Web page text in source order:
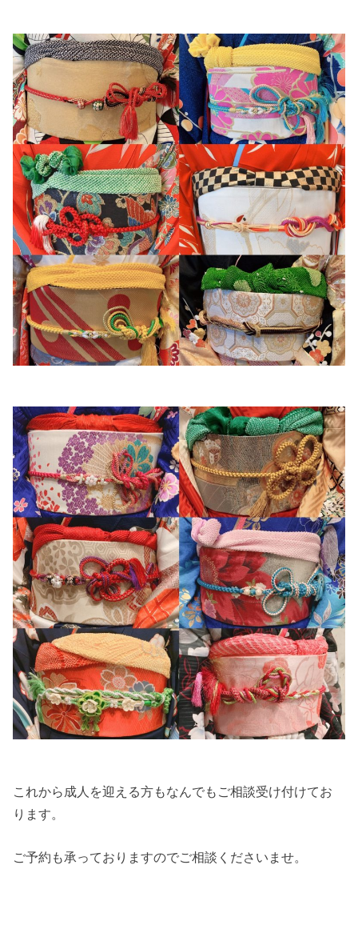
これから成人を迎える方もなんでもご相談受け付けてお
ります。
ご予約も承っておりますのでご相談くださいませ。